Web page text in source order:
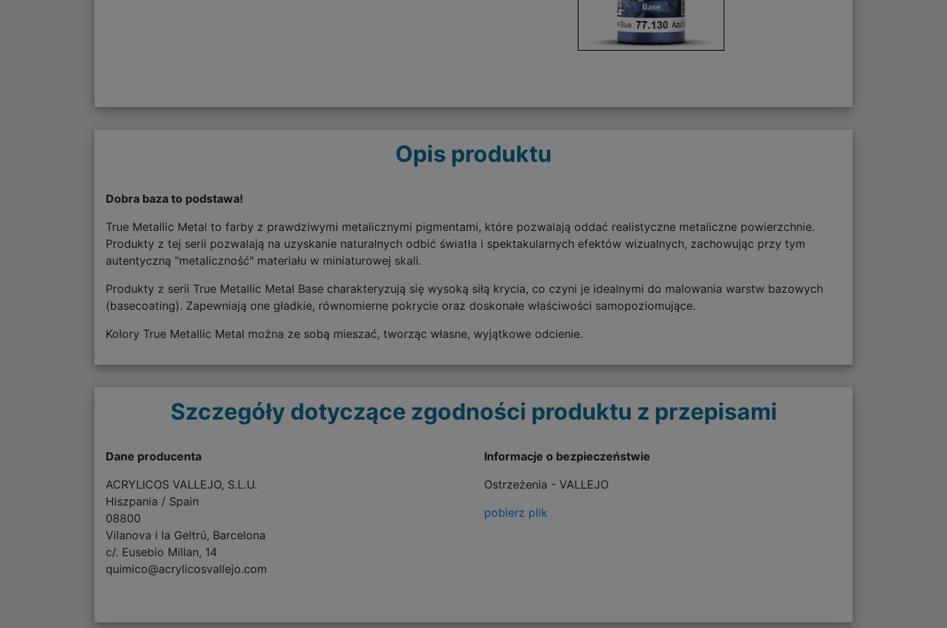
Opis produktu
Dobra baza to podstawa!
True Metallic Metal to farby z prawdziwymi metalicznymi pigmentami, które pozwalają oddać realistyczne metaliczne powierzchnie.
Produkty z tej serii pozwalają na uzyskanie naturalnych odbić światła i spektakularnych efektów wizualnych, zachowując przy tym
autentyczną "metaliczność" materiału w miniaturowej skali.
Produkty z serii True Metallic Metal Base charakteryzują się wysoką siłą krycia, co czyni je idealnymi do malowania warstw bazowych
(basecoating). Zapewniają one gładkie, równomierne pokrycie oraz doskonałe właściwości samopoziomujące.
Kolory True Metallic Metal można ze sobą mieszać, tworząc własne, wyjątkowe odcienie.
Szczegóły dotyczące zgodności produktu z przepisami
Dane producenta
ACRYLICOS VALLEJO, S.L.U.
Hiszpania / Spain
08800
Vilanova i la Geltrú, Barcelona
c/. Eusebio Millan, 14
quimico@acrylicosvallejo.com
Informacje o bezpieczeństwie
Ostrzeżenia - VALLEJO
pobierz plik